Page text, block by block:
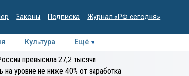
Законы Подписка Журнал «РФ сегодня»
Культура Ещё
Колумнисты
превысила 27,2 тысячи
уровне не ниже 40% от заработка